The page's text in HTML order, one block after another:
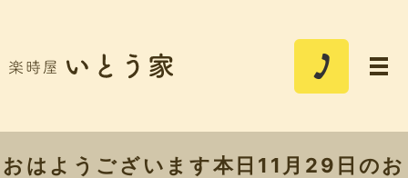
おはようございます本日11月29日のお